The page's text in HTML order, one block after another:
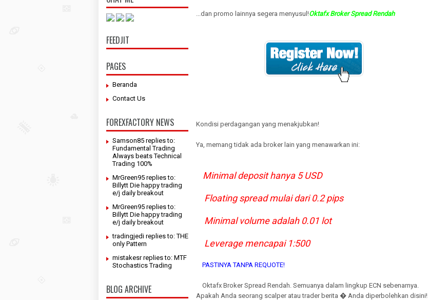
FEEDJIT
PAGES
Beranda
Contact Us
FOREXFACTORY NEWS
Samson85 replies to:
Fundamental Trading
Always beats Technical
Trading 100%
MrGreen95 replies to:
Billytt Die happy trading
e/j daily breakout
MrGreen95 replies to:
Billytt Die happy trading
e/j daily breakout
tradingjedi replies to: THE
only Pattern
mistakesr replies to: MTF
Stochastics Trading
BLOG ARCHIVE
...dan promo lainnya segera menyusul!Oktafx Broker Spread Rendah
Kondisi perdagangan yang menakjubkan!
Ya, memang tidak ada broker lain yang menawarkan ini:
Minimal deposit hanya 5 USD
Floating spread mulai dari 0.2 pips
Minimal volume adalah 0.01 lot
Leverage mencapai 1:500
PASTINYA TANPA REQUOTE!
Oktafx Broker Spread Rendah. Semuanya dalam lingkup ECN sebenarnya.
Apakah Anda seorang scalper atau trader berita � Anda diperbolehkan disini!